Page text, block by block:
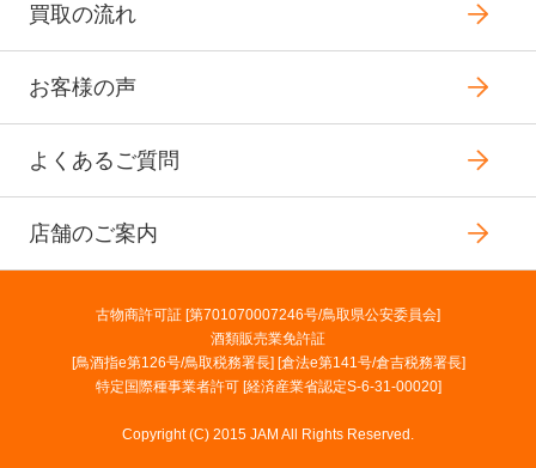
買取の流れ
お客様の声
よくあるご質問
店舗のご案内
古物商許可証 [第701070007246号/鳥取県公安委員会]
酒類販売業免許証
[鳥酒指e第126号/鳥取税務署長] [倉法e第141号/倉吉税務署長]
特定国際種事業者許可 [経済産業省認定S-6-31-00020]
Copyright (C) 2015 JAM All Rights Reserved.